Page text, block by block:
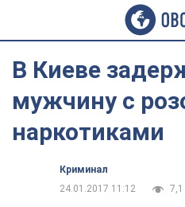
В Киеве
мужчину с
наркотиками
Криминал
24.01.2017 11:12
7,1